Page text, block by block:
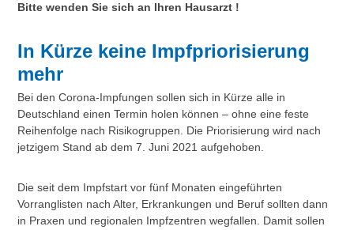
Bitte wenden Sie sich an Ihren Hausarzt !
In Kürze keine Impfpriorisierung
mehr
Bei den Corona-Impfungen sollen sich in Kürze alle in
Deutschland einen Termin holen können – ohne eine feste
Reihenfolge nach Risikogruppen. Die Priorisierung wird nach
jetzigem Stand ab dem 7. Juni 2021 aufgehoben.
Die seit dem Impfstart vor fünf Monaten eingeführten
Vorranglisten nach Alter, Erkrankungen und Beruf sollten dann
in Praxen und regionalen Impfzentren wegfallen. Damit sollen